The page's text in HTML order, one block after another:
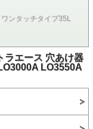
ンタッチタイプ35L
エース 穴あけ器
LO3550A